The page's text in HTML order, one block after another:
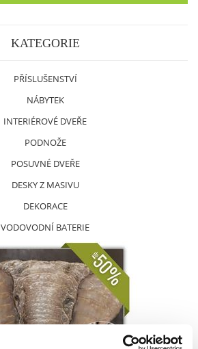
KATEGORIE
PŘÍSLUŠENSTVÍ
NÁBYTEK
INTERIÉROVÉ DVEŘE
PODNOŽE
POSUVNÉ DVEŘE
DESKY Z MASIVU
DEKORACE
VODOVODNÍ BATERIE